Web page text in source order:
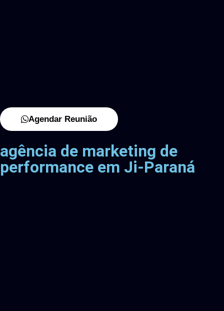
Agendar Reunião
agência de marketing de
performance em Ji-Paraná